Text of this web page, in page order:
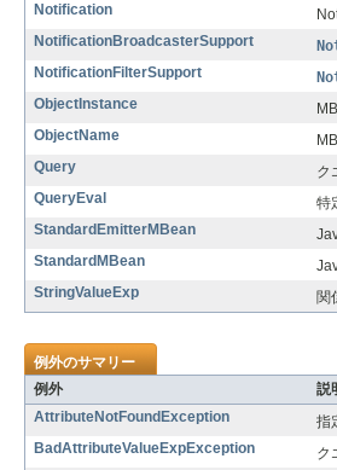
Notification
NotificationBroadcasterSupport
NotificationFilterSupport
ObjectInstance
ObjectName
Query
ク
QueryEval
特
StandardEmitterMBean
StandardMBean
StringValueExp
関
例外のサマリー
例外
説
AttributeNotFoundException
指
BadAttributeValueExpException
ク